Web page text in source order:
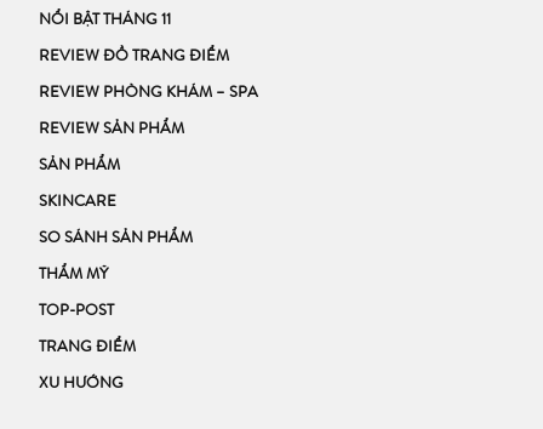
NỔI BẬT THÁNG 11
REVIEW ĐỒ TRANG ĐIỂM
REVIEW PHÒNG KHÁM – SPA
REVIEW SẢN PHẨM
SẢN PHẨM
SKINCARE
SO SÁNH SẢN PHẨM
THẨM MỸ
TOP-POST
TRANG ĐIỂM
XU HƯỚNG